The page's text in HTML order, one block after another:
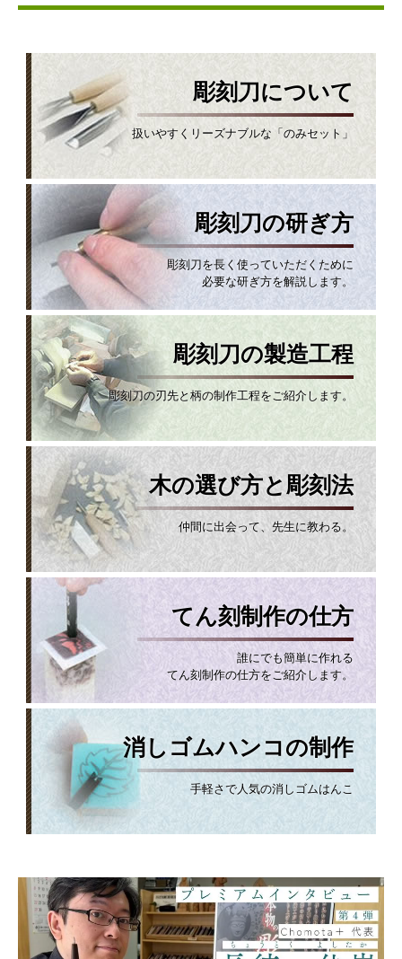
彫刻刀について
扱いやすくリーズナブルな「のみセット」
彫刻刀の研ぎ方
彫刻刀を長く使っていただくために
必要な研ぎ方を解説します。
彫刻刀の製造工程
彫刻刀の刃先と柄の制作工程をご紹介します。
木の選び方と彫刻法
仲間に出会って、先生に教わる。
てん刻制作の仕方
誰にでも簡単に作れる
てん刻制作の仕方をご紹介します。
消しゴムハンコの制作
手軽さで人気の消しゴムはんこ